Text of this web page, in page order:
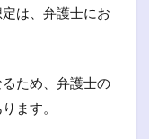
は、弁護士にお
ため、弁護士の
ます。